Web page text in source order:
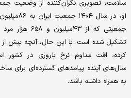
سلامت، تصویری نگران‌کننده از وضعیت
تشکیل شده است. با این حال، آنچه بیش از
کرده، افت مداوم نرخ باروری در کشور
سال‌های آینده پیامدهای گسترده‌ای برای
به همراه داشته باشد.